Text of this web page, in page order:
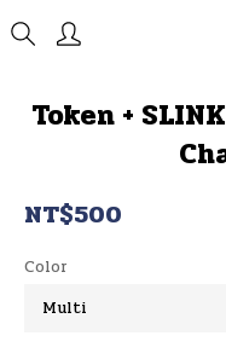
Token +
NT$500
Color